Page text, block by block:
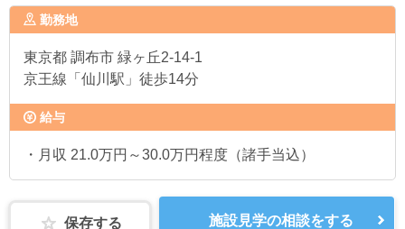
勤務地
東京都 調布市 緑ヶ丘2-14-1
京王線「仙川駅」徒歩14分
給与
・月収 21.0万円～30.0万円程度（諸手当込）
保存する 施設見学の相談をする